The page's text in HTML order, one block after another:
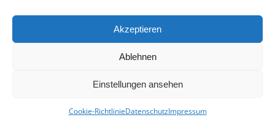
Akzeptieren
Ablehnen
Einstellungen ansehen
Cookie-RichtlinieDatenschutzImpressum